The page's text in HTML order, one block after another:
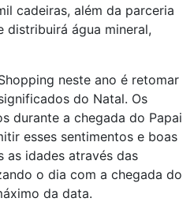
cadeiras, além da parceria
distribuirá água mineral,
neste ano é retomar
do Natal. Os
durante a chegada do Papai
esses sentimentos e boas
as idades através das
o dia com a chegada do
da data.